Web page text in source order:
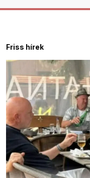
Friss hírek